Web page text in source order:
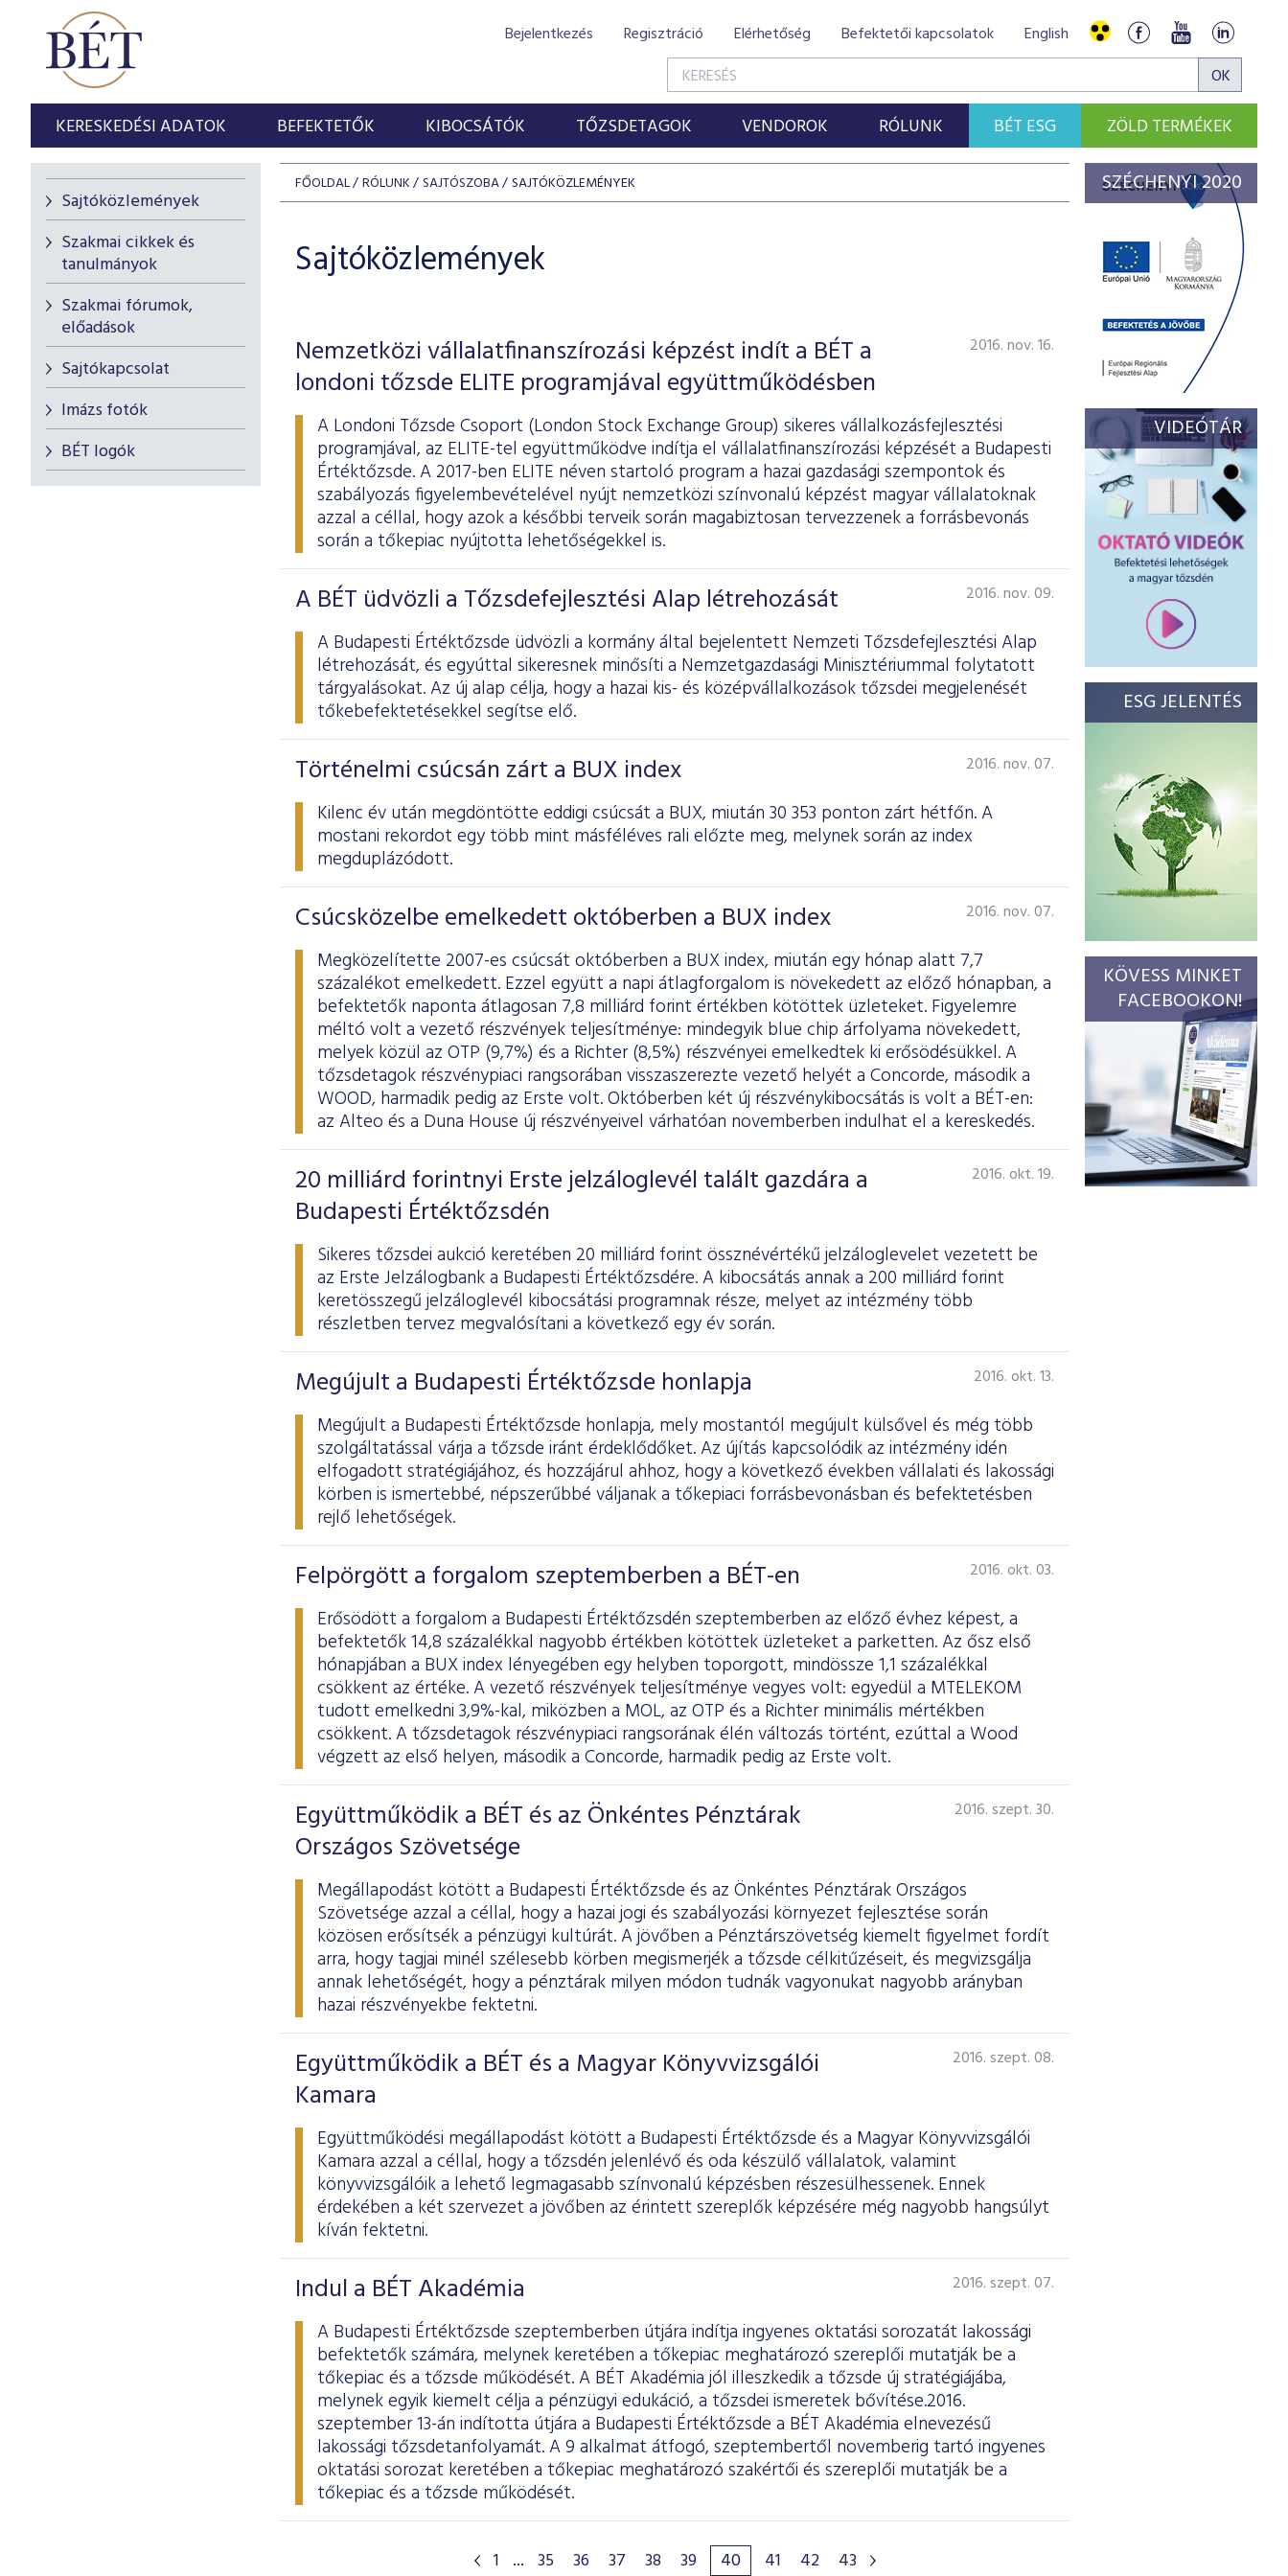
Bejelentkezés Regisztráció Elérhetőség Befektetői kapcsolatok English
KERESKEDÉSI ADATOK BEFEKTETŐK KIBOCSÁTÓK TŐZSDETAGOK VENDOROK RÓLUNK BÉT ESG ZÖLD TERMÉKEK
Sajtóközlemények
Szakmai cikkek és
tanulmányok
Szakmai fórumok,
előadások
Sajtókapcsolat
Imázs fotók
BÉT logók
FŐOLDAL RÓLUNK SAJTÓSZOBA SAJTÓKÖZLEMÉNYEK
Sajtóközlemények
Nemzetközi vállalatfinanszírozási képzést indít a BÉT a
londoni tőzsde ELITE programjával együttműködésben
2016. nov. 16.
A Londoni Tőzsde Csoport (London Stock Exchange Group) sikeres vállalkozásfejlesztési
programjával, az ELITE-tel együttműködve indítja el vállalatfinanszírozási képzését a Budapesti
Értéktőzsde. A 2017-ben ELITE néven startoló program a hazai gazdasági szempontok és
szabályozás figyelembevételével nyújt nemzetközi színvonalú képzést magyar vállalatoknak
azzal a céllal, hogy azok a későbbi terveik során magabiztosan tervezzenek a forrásbevonás
során a tőkepiac nyújtotta lehetőségekkel is.
A BÉT üdvözli a Tőzsdefejlesztési Alap létrehozását 2016. nov. 09.
A Budapesti Értéktőzsde üdvözli a kormány által bejelentett Nemzeti Tőzsdefejlesztési Alap
létrehozását, és egyúttal sikeresnek minősíti a Nemzetgazdasági Minisztériummal folytatott
tárgyalásokat. Az új alap célja, hogy a hazai kis- és középvállalkozások tőzsdei megjelenését
tőkebefektetésekkel segítse elő.
Történelmi csúcsán zárt a BUX index 2016. nov. 07.
Kilenc év után megdöntötte eddigi csúcsát a BUX, miután 30 353 ponton zárt hétfőn. A
mostani rekordot egy több mint másféléves rali előzte meg, melynek során az index
megduplázódott.
Csúcsközelbe emelkedett októberben a BUX index 2016. nov. 07.
Megközelítette 2007-es csúcsát októberben a BUX index, miután egy hónap alatt 7,7
százalékot emelkedett. Ezzel együtt a napi átlagforgalom is növekedett az előző hónapban, a
befektetők naponta átlagosan 7,8 milliárd forint értékben kötöttek üzleteket. Figyelemre
méltó volt a vezető részvények teljesítménye: mindegyik blue chip árfolyama növekedett,
melyek közül az OTP (9,7%) és a Richter (8,5%) részvényei emelkedtek ki erősödésükkel. A
tőzsdetagok részvénypiaci rangsorában visszaszerezte vezető helyét a Concorde, második a
WOOD, harmadik pedig az Erste volt. Októberben két új részvénykibocsátás is volt a BÉT-en:
az Alteo és a Duna House új részvényeivel várhatóan novemberben indulhat el a kereskedés.
20 milliárd forintnyi Erste jelzáloglevél talált gazdára a
Budapesti Értéktőzsdén
2016. okt. 19.
Sikeres tőzsdei aukció keretében 20 milliárd forint össznévértékű jelzáloglevelet vezetett be
az Erste Jelzálogbank a Budapesti Értéktőzsdére. A kibocsátás annak a 200 milliárd forint
keretösszegű jelzáloglevél kibocsátási programnak része, melyet az intézmény több
részletben tervez megvalósítani a következő egy év során.
Megújult a Budapesti Értéktőzsde honlapja 2016. okt. 13.
Megújult a Budapesti Értéktőzsde honlapja, mely mostantól megújult külsővel és még több
szolgáltatással várja a tőzsde iránt érdeklődőket. Az újítás kapcsolódik az intézmény idén
elfogadott stratégiájához, és hozzájárul ahhoz, hogy a következő években vállalati és lakossági
körben is ismertebbé, népszerűbbé váljanak a tőkepiaci forrásbevonásban és befektetésben
rejlő lehetőségek.
Felpörgött a forgalom szeptemberben a BÉT-en 2016. okt. 03.
Erősödött a forgalom a Budapesti Értéktőzsdén szeptemberben az előző évhez képest, a
befektetők 14,8 százalékkal nagyobb értékben kötöttek üzleteket a parketten. Az ősz első
hónapjában a BUX index lényegében egy helyben toporgott, mindössze 1,1 százalékkal
csökkent az értéke. A vezető részvények teljesítménye vegyes volt: egyedül a MTELEKOM
tudott emelkedni 3,9%-kal, miközben a MOL, az OTP és a Richter minimális mértékben
csökkent. A tőzsdetagok részvénypiaci rangsorának élén változás történt, ezúttal a Wood
végzett az első helyen, második a Concorde, harmadik pedig az Erste volt.
Együttműködik a BÉT és az Önkéntes Pénztárak
Országos Szövetsége
2016. szept. 30.
Megállapodást kötött a Budapesti Értéktőzsde és az Önkéntes Pénztárak Országos
Szövetsége azzal a céllal, hogy a hazai jogi és szabályozási környezet fejlesztése során
közösen erősítsék a pénzügyi kultúrát. A jövőben a Pénztárszövetség kiemelt figyelmet fordít
arra, hogy tagjai minél szélesebb körben megismerjék a tőzsde célkitűzéseit, és megvizsgálja
annak lehetőségét, hogy a pénztárak milyen módon tudnák vagyonukat nagyobb arányban
hazai részvényekbe fektetni.
Együttműködik a BÉT és a Magyar Könyvvizsgálói
Kamara
2016. szept. 08.
Együttműködési megállapodást kötött a Budapesti Értéktőzsde és a Magyar Könyvvizsgálói
Kamara azzal a céllal, hogy a tőzsdén jelenlévő és oda készülő vállalatok, valamint
könyvvizsgálóik a lehető legmagasabb színvonalú képzésben részesülhessenek. Ennek
érdekében a két szervezet a jövőben az érintett szereplők képzésére még nagyobb hangsúlyt
kíván fektetni.
Indul a BÉT Akadémia 2016. szept. 07.
A Budapesti Értéktőzsde szeptemberben útjára indítja ingyenes oktatási sorozatát lakossági
befektetők számára, melynek keretében a tőkepiac meghatározó szereplői mutatják be a
tőkepiac és a tőzsde működését. A BÉT Akadémia jól illeszkedik a tőzsde új stratégiájába,
melynek egyik kiemelt célja a pénzügyi edukáció, a tőzsdei ismeretek bővítése.2016.
szeptember 13-án indította útjára a Budapesti Értéktőzsde a BÉT Akadémia elnevezésű
lakossági tőzsdetanfolyamát. A 9 alkalmat átfogó, szeptembertől novemberig tartó ingyenes
oktatási sorozat keretében a tőkepiac meghatározó szakértői és szereplői mutatják be a
tőkepiac és a tőzsde működését.
1 ... 35 36 37 38 39 40 41 42 43
SZÉCHENYI 2020
VIDEÓTÁR
ESG JELENTÉS
KÖVESS MINKET
FACEBOOKON!